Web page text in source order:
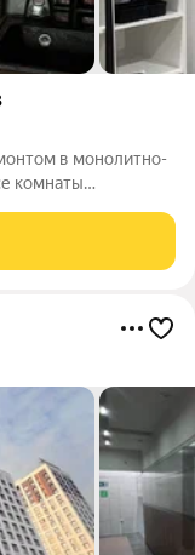
в монолитно-
комнаты
и утеплённая